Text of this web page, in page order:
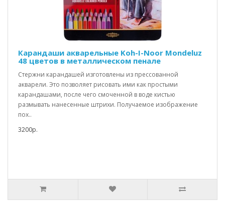
Карандаши акварельные Koh-I-Noor Mondeluz
48 цветов в металлическом пенале
Стержни карандашей изготовлены из прессованной
акварели. Это позволяет рисовать ими как простыми
карандашами, после чего смоченной в воде кистью
размывать нанесенные штрихи. Получаемое изображение
пох..
3200р.